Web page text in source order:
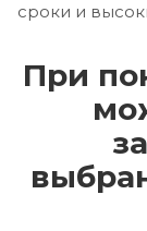
сроки и
При